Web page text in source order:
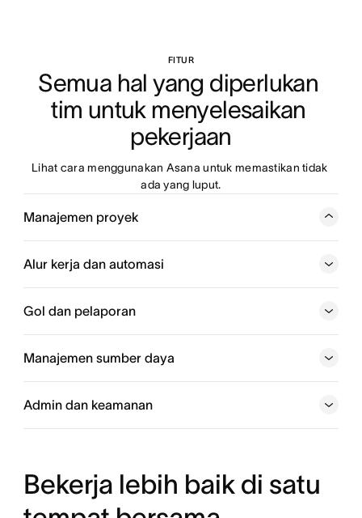
FITUR
Semua hal yang diperlukan
tim untuk menyelesaikan
pekerjaan
Lihat cara menggunakan Asana untuk memastikan tidak
ada yang luput.
Manajemen proyek
Lacak pekerjaan dari awal hingga akhir, jadi setiap tim
tetap selaras dan sesuai jadwal untuk mencapai golnya.
Alur kerja dan automasi
Gol dan pelaporan
Manajemen sumber daya
Jelajahi manajemen sumber daya
Admin dan keamanan
Bekerja lebih baik di satu